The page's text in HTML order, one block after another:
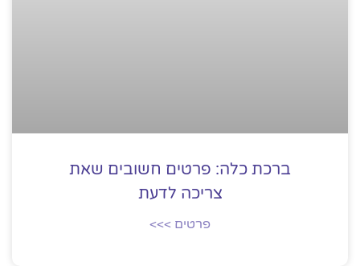
ברכת כלה: פרטים חשובים שאת
צריכה לדעת
פרטים >>>